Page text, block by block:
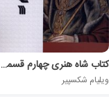
کتاب شاه‌ هنری‌ چهارم‌ قسمت 1
ویلیام شکسپیر